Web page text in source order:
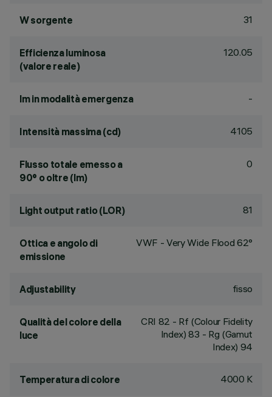
W sorgente 31
Efficienza luminosa
(valore reale)
120.05
lm in modalità emergenza -
Intensità massima (cd) 4105
Flusso totale emesso a
90° o oltre (lm)
0
Light output ratio (LOR) 81
Ottica e angolo di
emissione
VWF - Very Wide Flood 62°
Adjustability fisso
Qualità del colore della
luce
CRI 82 - Rf (Colour Fidelity
Index) 83 - Rg (Gamut
Index) 94
Temperatura di colore 4000 K